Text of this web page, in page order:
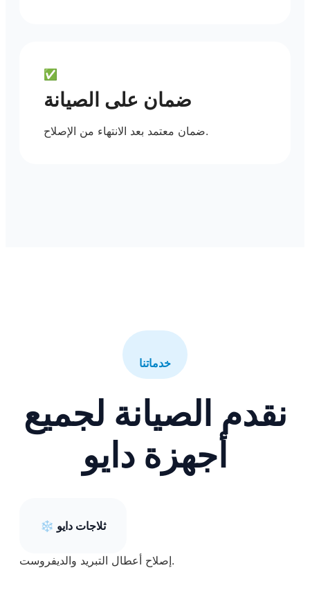
✅
ضمان على الصيانة
ضمان معتمد بعد الانتهاء من الإصلاح.
خدماتنا
نقدم الصيانة لجميع
أجهزة دايو
❄️ ثلاجات دايو
إصلاح أعطال التبريد والديفروست.